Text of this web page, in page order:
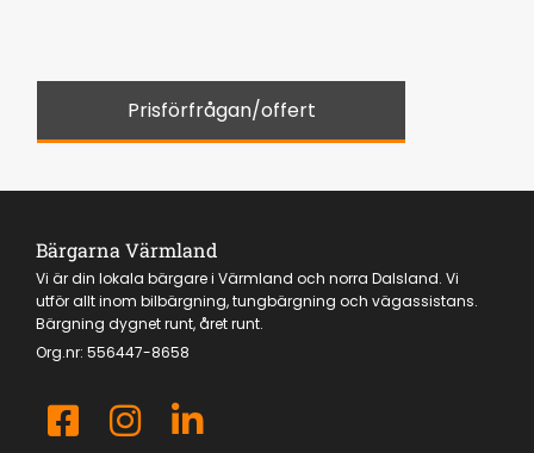
Prisförfrågan/offert
Bärgarna Värmland
Vi är din lokala bärgare i Värmland och norra Dalsland. Vi
utför allt inom bilbärgning, tungbärgning och vägassistans.
Bärgning dygnet runt, året runt.
Org.nr: 556447-8658